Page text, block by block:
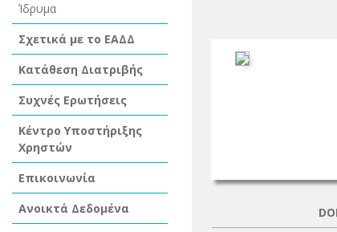
Ίδρυμα
Σχετικά με το ΕΑΔΔ
Κατάθεση Διατριβής
Συχνές Ερωτήσεις
Κέντρο Υποστήριξης
Χρηστών
Επικοινωνία
Ανοικτά Δεδομένα
DOI